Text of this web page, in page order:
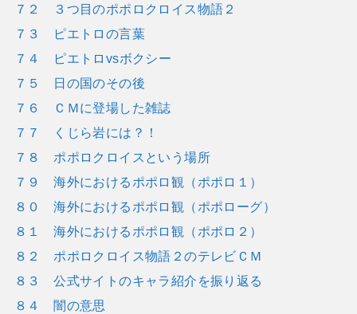
７２ ３つ目のポポロクロイス物語２
７３ ピエトロの言葉
７４ ピエトロvsボクシー
７５ 日の国のその後
７６ ＣＭに登場した雑誌
７７ くじら岩には？！
７８ ポポロクロイスという場所
７９ 海外におけるポポロ観（ポポロ１）
８０ 海外におけるポポロ観（ポポローグ）
８１ 海外におけるポポロ観（ポポロ２）
８２ ポポロクロイス物語２のテレビＣＭ
８３ 公式サイトのキャラ紹介を振り返る
８４ 闇の意思